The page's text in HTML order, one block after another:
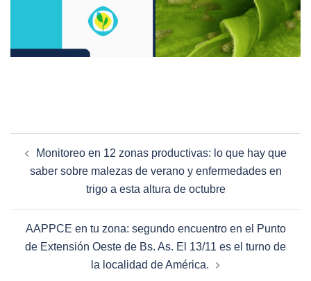
Monitoreo en 12 zonas productivas: lo que hay que
saber sobre malezas de verano y enfermedades en
trigo a esta altura de octubre
AAPPCE en tu zona: segundo encuentro en el Punto
de Extensión Oeste de Bs. As. El 13/11 es el turno de
la localidad de América.